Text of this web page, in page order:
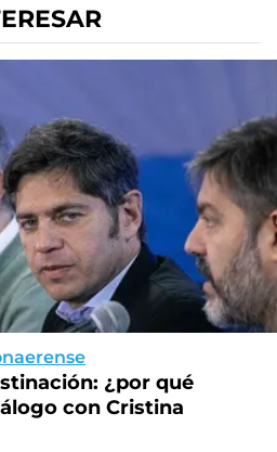
¿por qué
con Cristina